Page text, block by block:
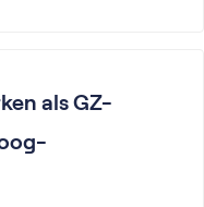
als GZ-